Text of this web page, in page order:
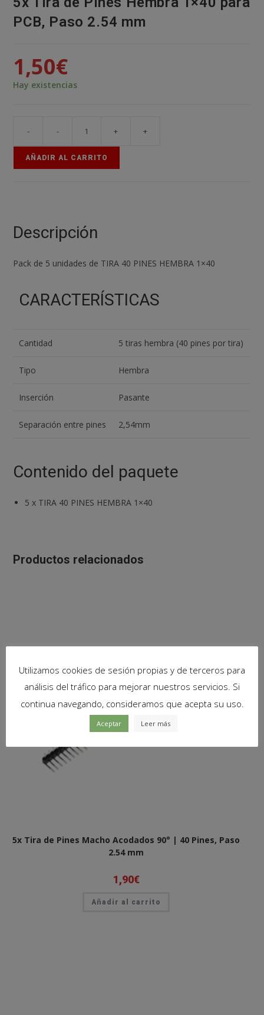
PCB, Paso 2.54 mm
1,50€
Hay existencias
- - + +
AÑADIR AL CARRITO
Descripción
Pack de 5 unidades de TIRA 40 PINES HEMBRA 1×40
CARACTERÍSTICAS
Cantidad 5 tiras hembra (40 pines por tira)
Tipo Hembra
Inserción Pasante
Separación entre pines 2,54mm
Contenido del paquete
5 x TIRA 40 PINES HEMBRA 1×40
Productos relacionados
5x Tira de Pines Macho Acodados 90° | 40 Pines, Paso
2.54 mm
1,90€
Añadir al carrito
Utilizamos cookies de sesión propias y de terceros para
análisis del tráfico para mejorar nuestros servicios. Si
continua navegando, consideramos que acepta su uso.
Aceptar Leer más